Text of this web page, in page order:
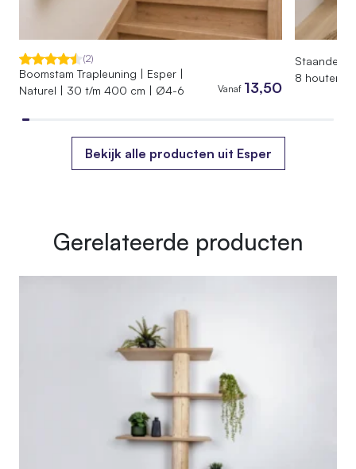
Gewicht
45 kg
115 × 40 × 155 cm
(2)
Boomstam Trapleuning | Esper |
Naturel | 30 t/m 400 cm | Ø4-6
Vanaf 13,50
Staande
8 houten
Bekijk alle producten uit Esper
Gerelateerde producten